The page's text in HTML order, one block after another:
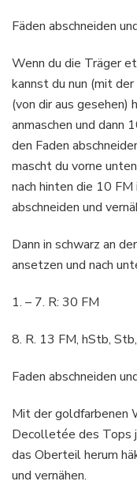
Fäden abschneiden
Wenn du die Träger
kannst du nun (mit
(von dir aus gesehen)
anmaschen und dann
den Faden
mascht du vorne
nach hinten die 10
abschneiden und
Dann in schwarz an
ansetzen und nach
1. – 7. R: 30 FM
8. R. 13 FM, hStb,
Faden abschneiden
Mit der goldfarbenen
Decolletée des Tops
das Oberteil herum
und vernähen.